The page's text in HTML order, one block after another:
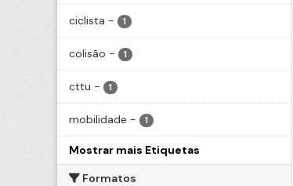
ciclista - 1
colisão - 1
cttu - 1
mobilidade - 1
Mostrar mais Etiquetas
Formatos